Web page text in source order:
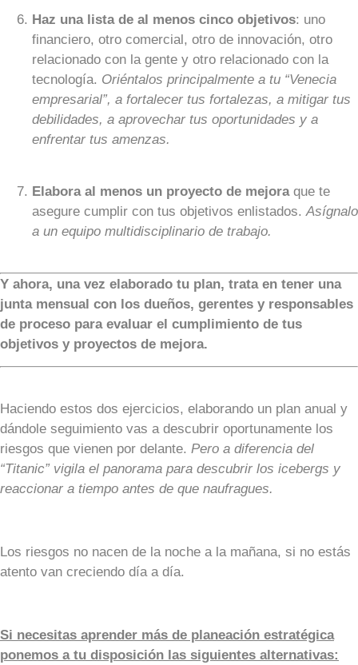
Haz una lista de al menos cinco objetivos: uno
financiero, otro comercial, otro de innovación, otro
relacionado con la gente y otro relacionado con la
tecnología. Oriéntalos principalmente a tu “Venecia
empresarial”, a fortalecer tus fortalezas, a mitigar tus
debilidades, a aprovechar tus oportunidades y a
enfrentar tus amenzas.
Elabora al menos un proyecto de mejoraque te
asegure cumplir con tus objetivos enlistados.Asígnalo
a un equipo multidisciplinario de trabajo.
Y ahora, una vez elaborado tu plan, trata en tener una
junta mensual con los dueños, gerentes y responsables
de proceso para evaluar el cumplimiento de tus
objetivos y proyectos de mejora.
Haciendo estos dos ejercicios, elaborando un plan anual y
dándole seguimiento vas a descubrir oportunamente los
riesgos que vienen por delante. Pero a diferencia del
“Titanic” vigila el panorama para descubrir los icebergs y
reaccionar a tiempo antes de que naufragues.
Los riesgos no nacen de la noche a la mañana, si no estás
atento van creciendo día a día.
Si necesitas aprender más de planeación estratégica
ponemos a tu disposición las siguientes alternativas: